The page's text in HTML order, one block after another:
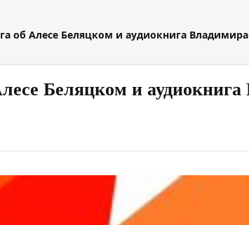
об Алесе Беляцком и аудиокнига
Беляцком и